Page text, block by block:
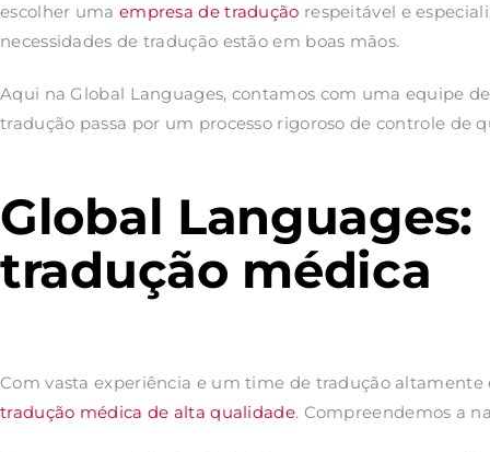
escolher uma empresa de tradução respeitável e
necessidades de tradução estão em boas mãos.
Aqui na Global Languages, contamos com uma equipe
tradução passa por um processo rigoroso de controle de
Global
tradução médica
Com vasta experiência e um time de tradução
tradução médica de alta qualidade. Compreendemos a